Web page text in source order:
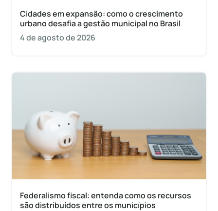
Cidades em expansão: como o crescimento
urbano desafia a gestão municipal no Brasil
4 de agosto de 2026
Federalismo fiscal: entenda como os recursos
são distribuídos entre os municípios